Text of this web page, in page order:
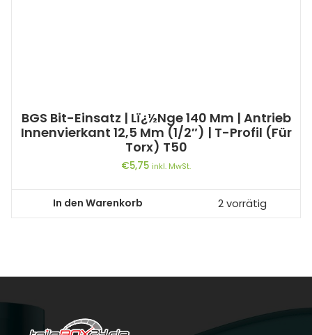
BGS Bit-Einsatz | Lï¿½nge 140 Mm | Antrieb
Innenvierkant 12,5 Mm (1/2″) | T-Profil (für
Torx) T50
€5,75 inkl. MwSt.
In den Warenkorb 2 vorrätig